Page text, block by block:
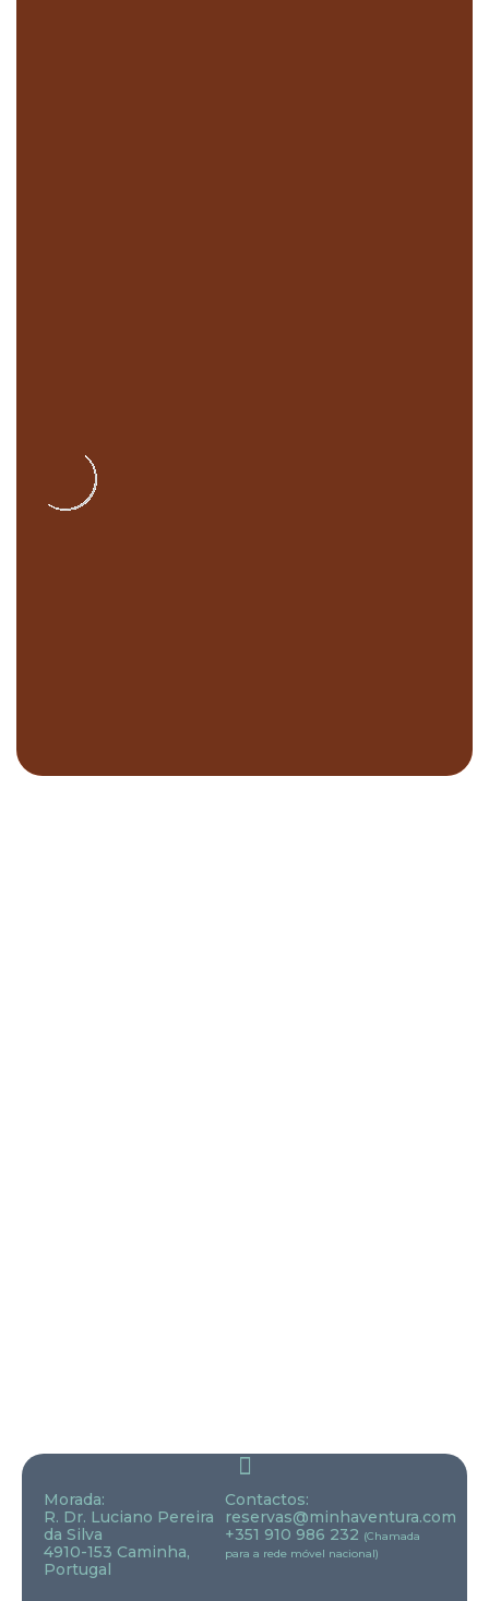
Morada:
R. Dr. Luciano Pereira
da Silva
4910-153 Caminha,
Portugal
Contactos:
reservas@minhaventura.com
+351 910 986 232 (Chamada
para a rede móvel nacional)